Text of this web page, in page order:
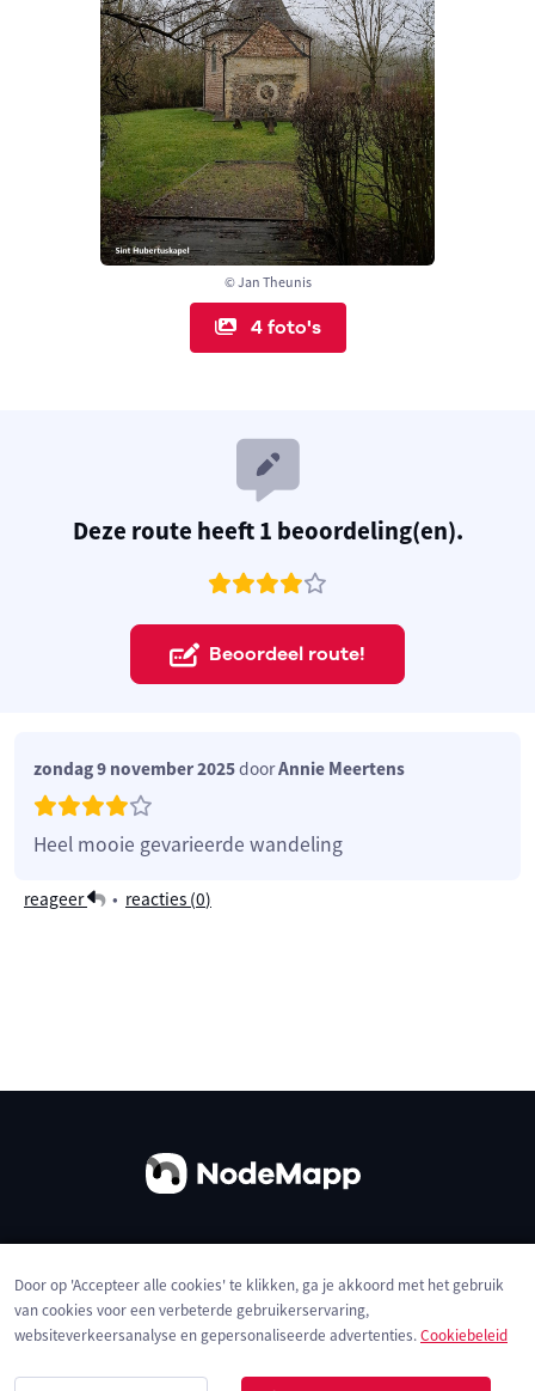
© Jan Theunis
4 foto's
Deze route heeft 1 beoordeling(en).
Beoordeel route!
zondag 9 november 2025doorAnnie Meertens
Heel mooie gevarieerde wandeling
reageer • reacties (0)
Privacybeleid Cookies
Door op 'Accepteer alle cookies' te klikken, ga je akkoord met het gebruik
van cookies voor een verbeterde gebruikerservaring,
websiteverkeersanalyse en gepersonaliseerde advertenties.Cookiebeleid